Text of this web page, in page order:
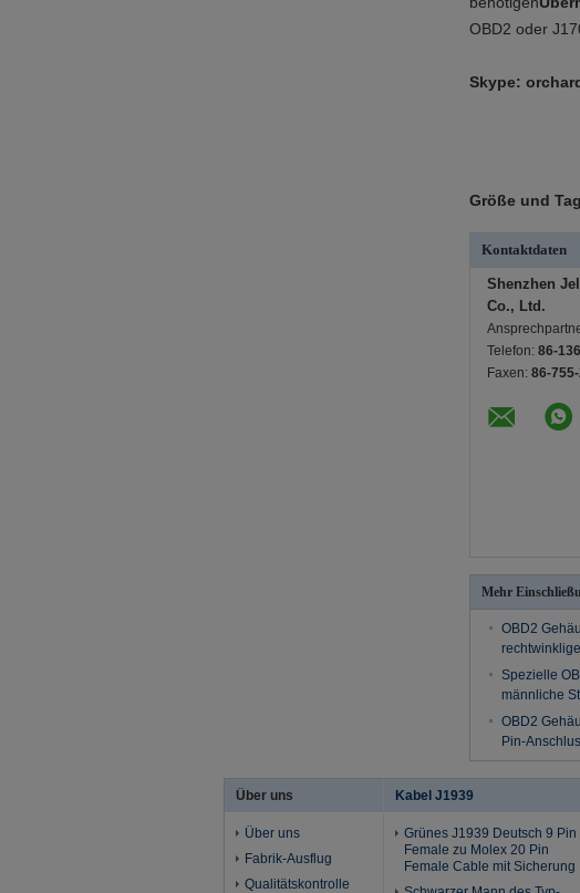
OBD2 oder
Skype:
Größe und
Kontaktdaten
Shenzhen
Co., Ltd.
Telefon: 86-
Faxen: 86-
Mehr
OBD2
Spezielle
männliche
OBD2
Pin-
Über uns
Über uns
Fabrik-Ausflug
Qualitätskontrolle
Kabel J1939
Grünes J1939 Deutsch 9 Pin
Female zu Molex 20 Pin
Female Cable mit Sicherung